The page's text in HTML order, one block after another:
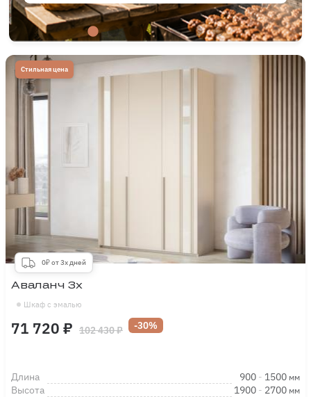
Стильная цена
0₽ от 3х дней
Шкаф с эмалью
Аваланч 3х
71 720 ₽ 102 430 ₽ -30%
Длина 900 - 1500 мм
Высота 1900 - 2700 мм